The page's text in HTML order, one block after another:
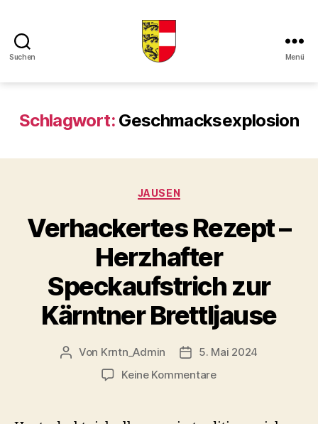
Suchen
Kueche
Menü
Schlagwort: Geschmacksexplosion
Kategorien
JAUSEN
Verhackertes Rezept –
Herzhafter
Speckaufstrich zur
Kärntner Brettljause
Beitragsautor
Von Krntn_Admin Veröffentlichungsdatum
5. Mai 2024
Keine Kommentarezu
–